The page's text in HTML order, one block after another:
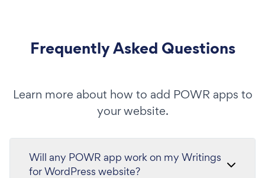
Frequently Asked Questions
Learn more about how to add POWR apps to
your website.
Will any POWR app work on my Writings
for WordPress website?